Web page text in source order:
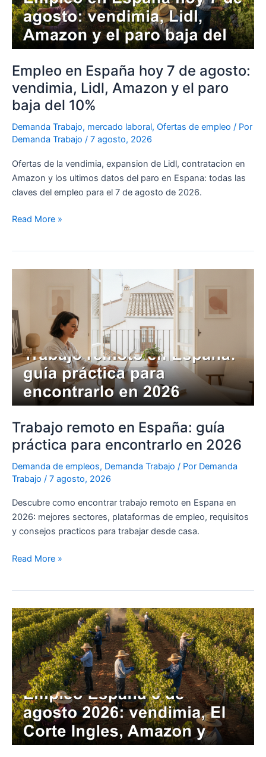
Empleo en España hoy 7 de agosto:
vendimia, Lidl, Amazon y el paro
baja del 10%
Demanda Trabajo, mercado laboral, Ofertas de empleo / Por
Demanda Trabajo / 7 agosto, 2026
Ofertas de la vendimia, expansion de Lidl, contratacion en
Amazon y los ultimos datos del paro en Espana: todas las
claves del empleo para el 7 de agosto de 2026.
agosto:
vendimia,
Lidl,
Amazon
el
paro
baja
10%
Read More »
Trabajo remoto en España: guía
práctica para encontrarlo en 2026
Demanda de empleos, Demanda Trabajo / Por Demanda
Trabajo / 7 agosto, 2026
Descubre como encontrar trabajo remoto en Espana en
2026: mejores sectores, plataformas de empleo, requisitos
y consejos practicos para trabajar desde casa.
España:
guía
práctica
para
encontrarlo
2026
Read More »
Empleo
España
6
de
agosto
2026:
vendimia,
El
Corte
Inglés,